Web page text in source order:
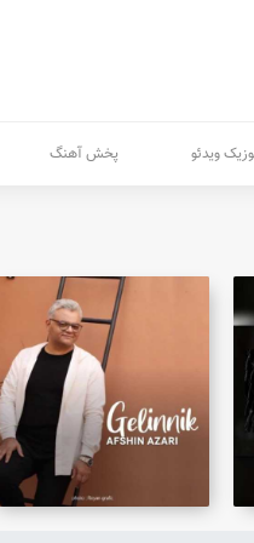
ویدئو پخش آهنگ